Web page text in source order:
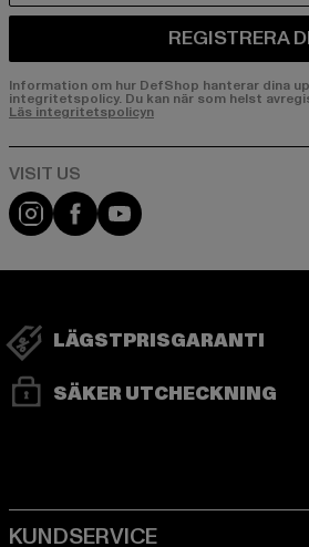
REGISTRERA
Information om hur DefShop hanterar dina
integritetspolicy. Du kan när som helst
Läs integritetspolicyn
Visit our Instagram page:
Visit our Facebook page:
Visit our YouTube
LÄGSTPRISGARANTI
SÄKER UTCHECKNING